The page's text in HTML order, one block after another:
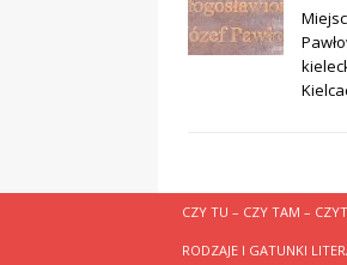
CZY TU – CZY TAM –
RODZAJE I GATUNKI